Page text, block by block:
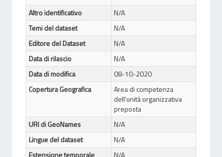
Altro identificativo
N/A
Temi del dataset
N/A
Editore del Dataset
N/A
Data di rilascio
N/A
Data di modifica
08-10-2020
Copertura Geografica
Area di competenza
dell'unità organizzativa
preposta
URI di GeoNames
N/A
Lingue del dataset
N/A
Estensione temporale
N/A